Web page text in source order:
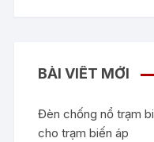
BÀI VIẾT MỚI
Đèn chống nổ trạm
cho trạm biến áp